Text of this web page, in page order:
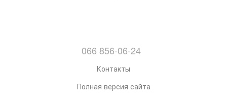
066 856-06-24
Контакты
Полная версия сайта